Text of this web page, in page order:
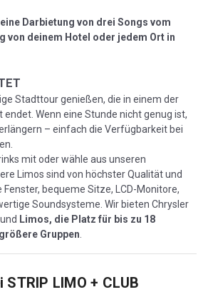
Darbietung von drei Songs vom
von deinem Hotel oder jedem Ort in
Stadttour genießen, die in einem der
endet. Wenn eine Stunde nicht genug ist,
– einfach die Verfügbarkeit bei
mit oder wähle aus unseren
Limos sind von höchster Qualität und
bequeme Sitze, LCD-Monitore,
Soundsysteme. Wir bieten Chrysler
Limos, die Platz für bis zu 18
Gruppen
STRIP LIMO + CLUB